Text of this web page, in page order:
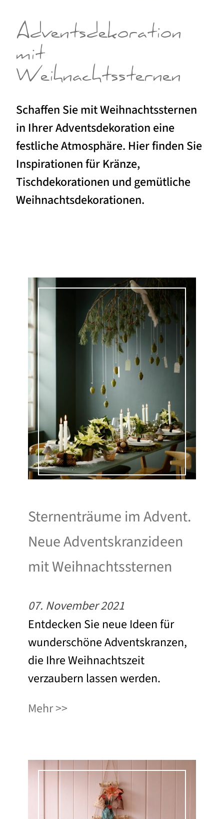
Adventsdekoration
mit
Weihnachtssternen
Schaffen Sie mit Weihnachtssternen
in Ihrer Adventsdekoration eine
festliche Atmosphäre. Hier finden Sie
Inspirationen für Kränze,
Tischdekorationen und gemütliche
Weihnachtsdekorationen.
Sternenträume im Advent.
Neue Adventskranzideen
mit Weihnachtssternen
07. November 2021
Entdecken Sie neue Ideen für
wunderschöne Adventskranzen,
die Ihre Weihnachtszeit
verzaubern lassen werden.
Mehr